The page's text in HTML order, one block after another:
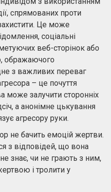
спрямованих проти
Це може
соціальні
веб-сторінок або
ображаючого
з важливих переваг
– це почуття
може залучити сторонніх
а анонімне цькування
агресору руки.
не бачить емоцій жертви.
з відповідей, що вона
знає, чи не грають з ним,
і тролити у